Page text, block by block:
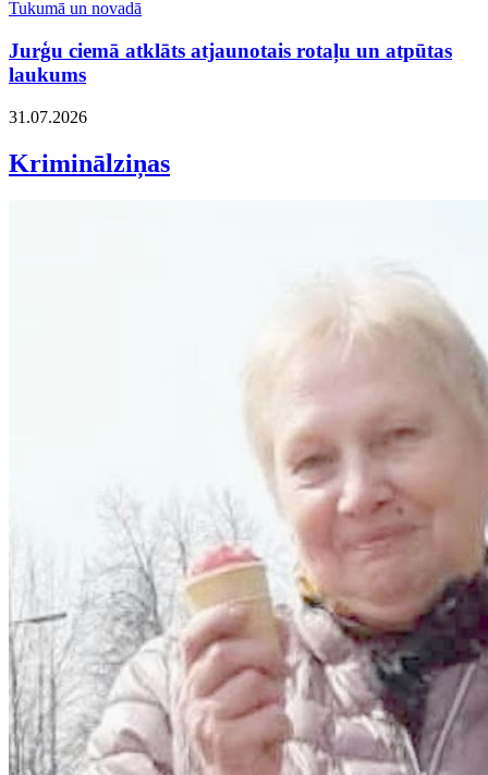
Tukumā un novadā
Jurģu ciemā atklāts atjaunotais rotaļu un atpūtas
laukums
31.07.2026
Kriminālziņas